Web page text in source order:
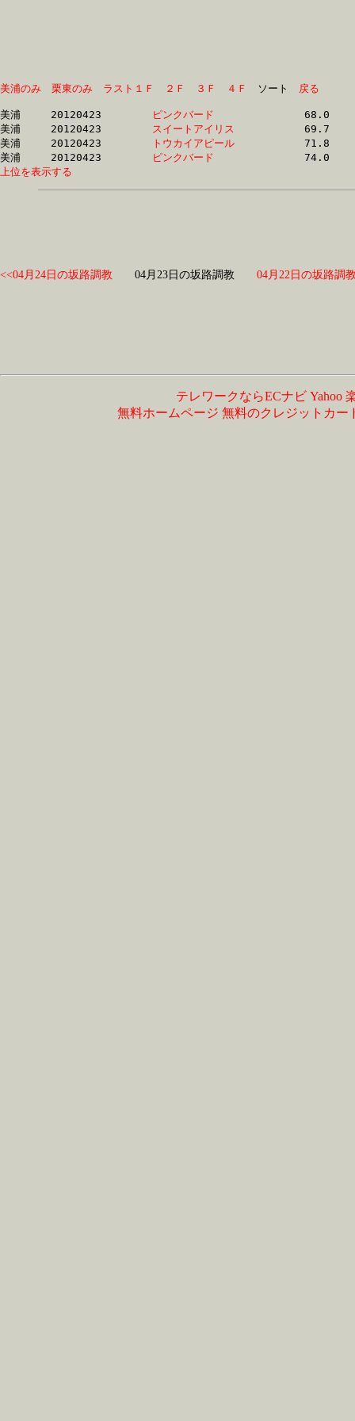
美浦のみ 栗東のみ ラスト１Ｆ ２Ｆ ３Ｆ ４Ｆ ソート 戻る
ピンクバード
スイートアイリス
トウカイアピール
ピンクバード
上位を表示する
<<04月24日の坂路調教 04月23日の坂路調教 04月22日の坂路調
テレワークならECナビ Yahoo
無料ホームページ 無料のクレジットカー